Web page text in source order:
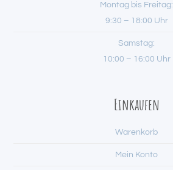
Montag bis Freitag:
9:30 – 18:00 Uhr
Samstag:
10:00 – 16:00 Uhr
Einkaufen
Warenkorb
Mein Konto